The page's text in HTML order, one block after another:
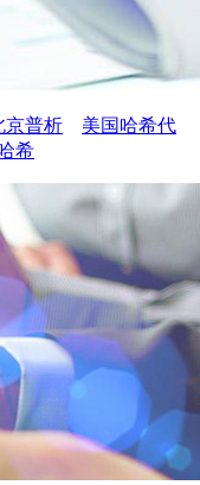
京普析
美国哈希代
希